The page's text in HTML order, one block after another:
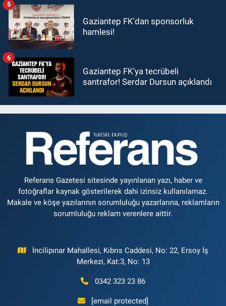
Gaziantep FK'dan sponsorluk
hamlesi!
5
Gaziantep FK'ya tecrübeli
santrafor! Serdar Dursun açıklandı
6
Referans Gazetesi sitesinde yayınlanan yazı, haber ve
fotoğraflar kaynak gösterilerek dahi izinsiz kullanılamaz.
Makale ve köşe yazılarının sorumluluğu yazarlarına, reklamların
sorumluluğu reklam verenlere aittir.
İncilipınar Mahallesi, Kıbrıs Caddesi, No: 22, Ersoy İş
Merkezi, Kat:3, No: 13
0342 323 23 86
[email protected]